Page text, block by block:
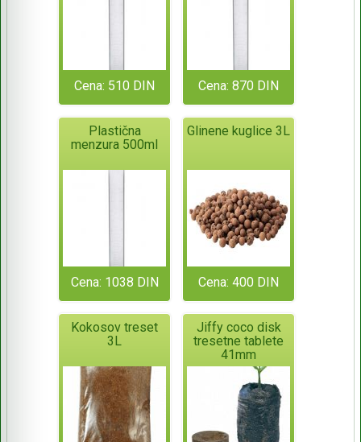
Cena: 510 DIN Cena: 870 DIN
Plastična
menzura 500ml
Cena: 1038 DIN
Glinene kuglice 3L
Cena: 400 DIN
Kokosov treset
3L
Jiffy coco disk
tresetne tablete
41mm